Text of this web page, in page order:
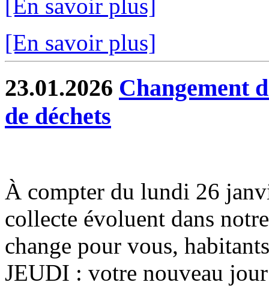
[En savoir plus]
[En savoir plus]
23.01.2026 Changement
de déchets
À compter du lundi 26
collecte évoluent dans
change pour vous,
JEUDI : votre nouveau